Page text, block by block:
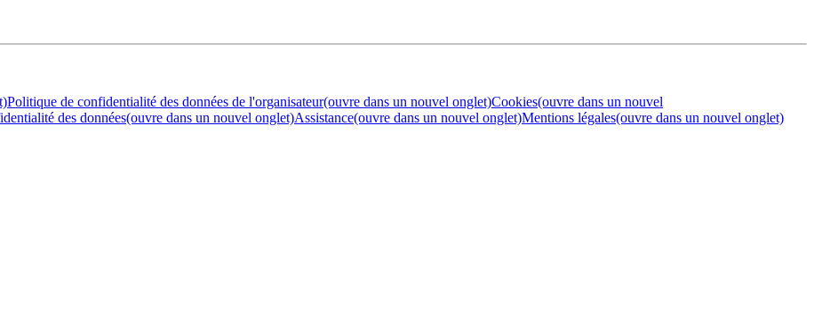
Politique de confidentialité des données de l'organisateur(ouvre dans un nouvel onglet)Cookies(ouvre dans un nouvel
des données(ouvre dans un nouvel onglet)Assistance(ouvre dans un nouvel onglet)Mentions légales(ouvre dans un nouvel onglet)